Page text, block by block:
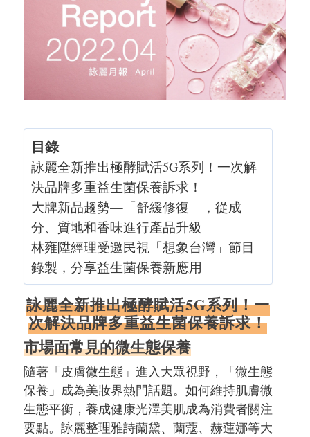
目錄
詠麗全新推出極酵賦活5G系列！一次解
決品牌多重益生菌保養訴求！
大牌新品趨勢—「舒緩修復」，從成
分、質地和香味進行產品升級
林雍陞經理受邀民視「想象台灣」節目
錄製，分享益生菌保養新應用
詠麗全新推出極酵賦活5G系列！一
次解決品牌多重益生菌保養訴求！
市場面常見的微生態保養
隨著「皮膚微生態」進入大眾視野，「微生態
保養」成為美妝界熱門話題。如何維持肌膚微
生態平衡，養成健康光澤美肌成為消費者關注
要點。詠麗整理雅詩蘭黛、蘭蔻、赫蓮娜等大